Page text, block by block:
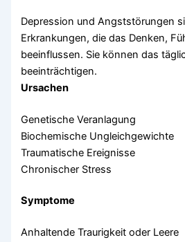
Depression und Angststörungen
Erkrankungen, die das Denken,
beeinflussen. Sie können das
beeinträchtigen.
Ursachen
Genetische Veranlagung
Biochemische Ungleichgewichte
Traumatische Ereignisse
Chronischer Stress
Symptome
Anhaltende Traurigkeit oder Leere